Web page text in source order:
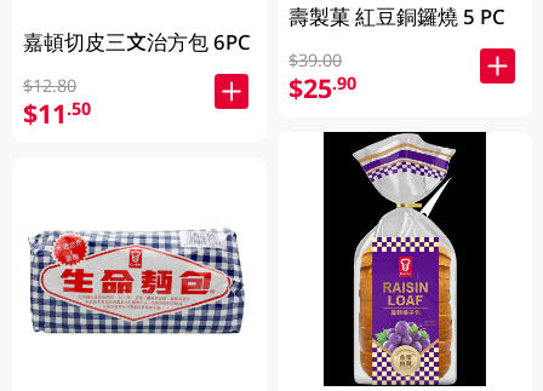
嘉頓切皮三文治方包 6PC
$12.80
$11.50
壽製菓 紅豆銅鑼燒 5 PC
$39.00
$25.90